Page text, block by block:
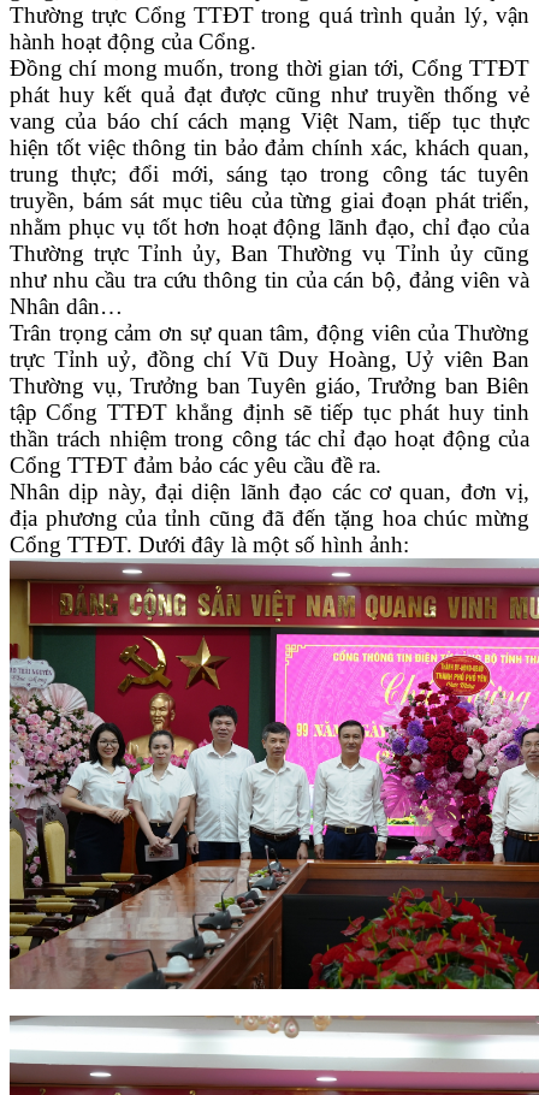
Thường trực Cổng TTĐT trong quá trình quản lý, vận
hành hoạt động của Cổng.
Đồng chí mong muốn, trong thời gian tới, Cổng TTĐT
phát huy kết quả đạt được cũng như truyền thống vẻ
vang của báo chí cách mạng Việt Nam, tiếp tục thực
hiện tốt việc thông tin bảo đảm chính xác, khách quan,
trung thực; đổi mới, sáng tạo trong công tác tuyên
truyền, bám sát mục tiêu của từng giai đoạn phát triển,
nhằm phục vụ tốt hơn hoạt động lãnh đạo, chỉ đạo của
Thường trực Tỉnh ủy, Ban Thường vụ Tỉnh ủy cũng
như nhu cầu tra cứu thông tin của cán bộ, đảng viên và
Nhân dân…
Trân trọngcảm ơn sự quan tâm, động viên của Thường
trực Tỉnh uỷ, đồng chí Vũ Duy Hoàng, Uỷ viên Ban
Thường vụ, Trưởng ban Tuyên giáo, Trưởng ban Biên
tập Cổng TTĐT khẳng định sẽ tiếp tục phát huy tinh
thần trách nhiệm trong công tác chỉ đạo hoạt động của
Cổng TTĐT đảm bảo các yêu cầu đề ra.
Nhân dịp này, đại diện lãnh đạo các cơ quan, đơn vị,
địa phương của tỉnh cũng đã đến tặng hoa chúc mừng
Cổng TTĐT. Dưới đây là một số hình ảnh: